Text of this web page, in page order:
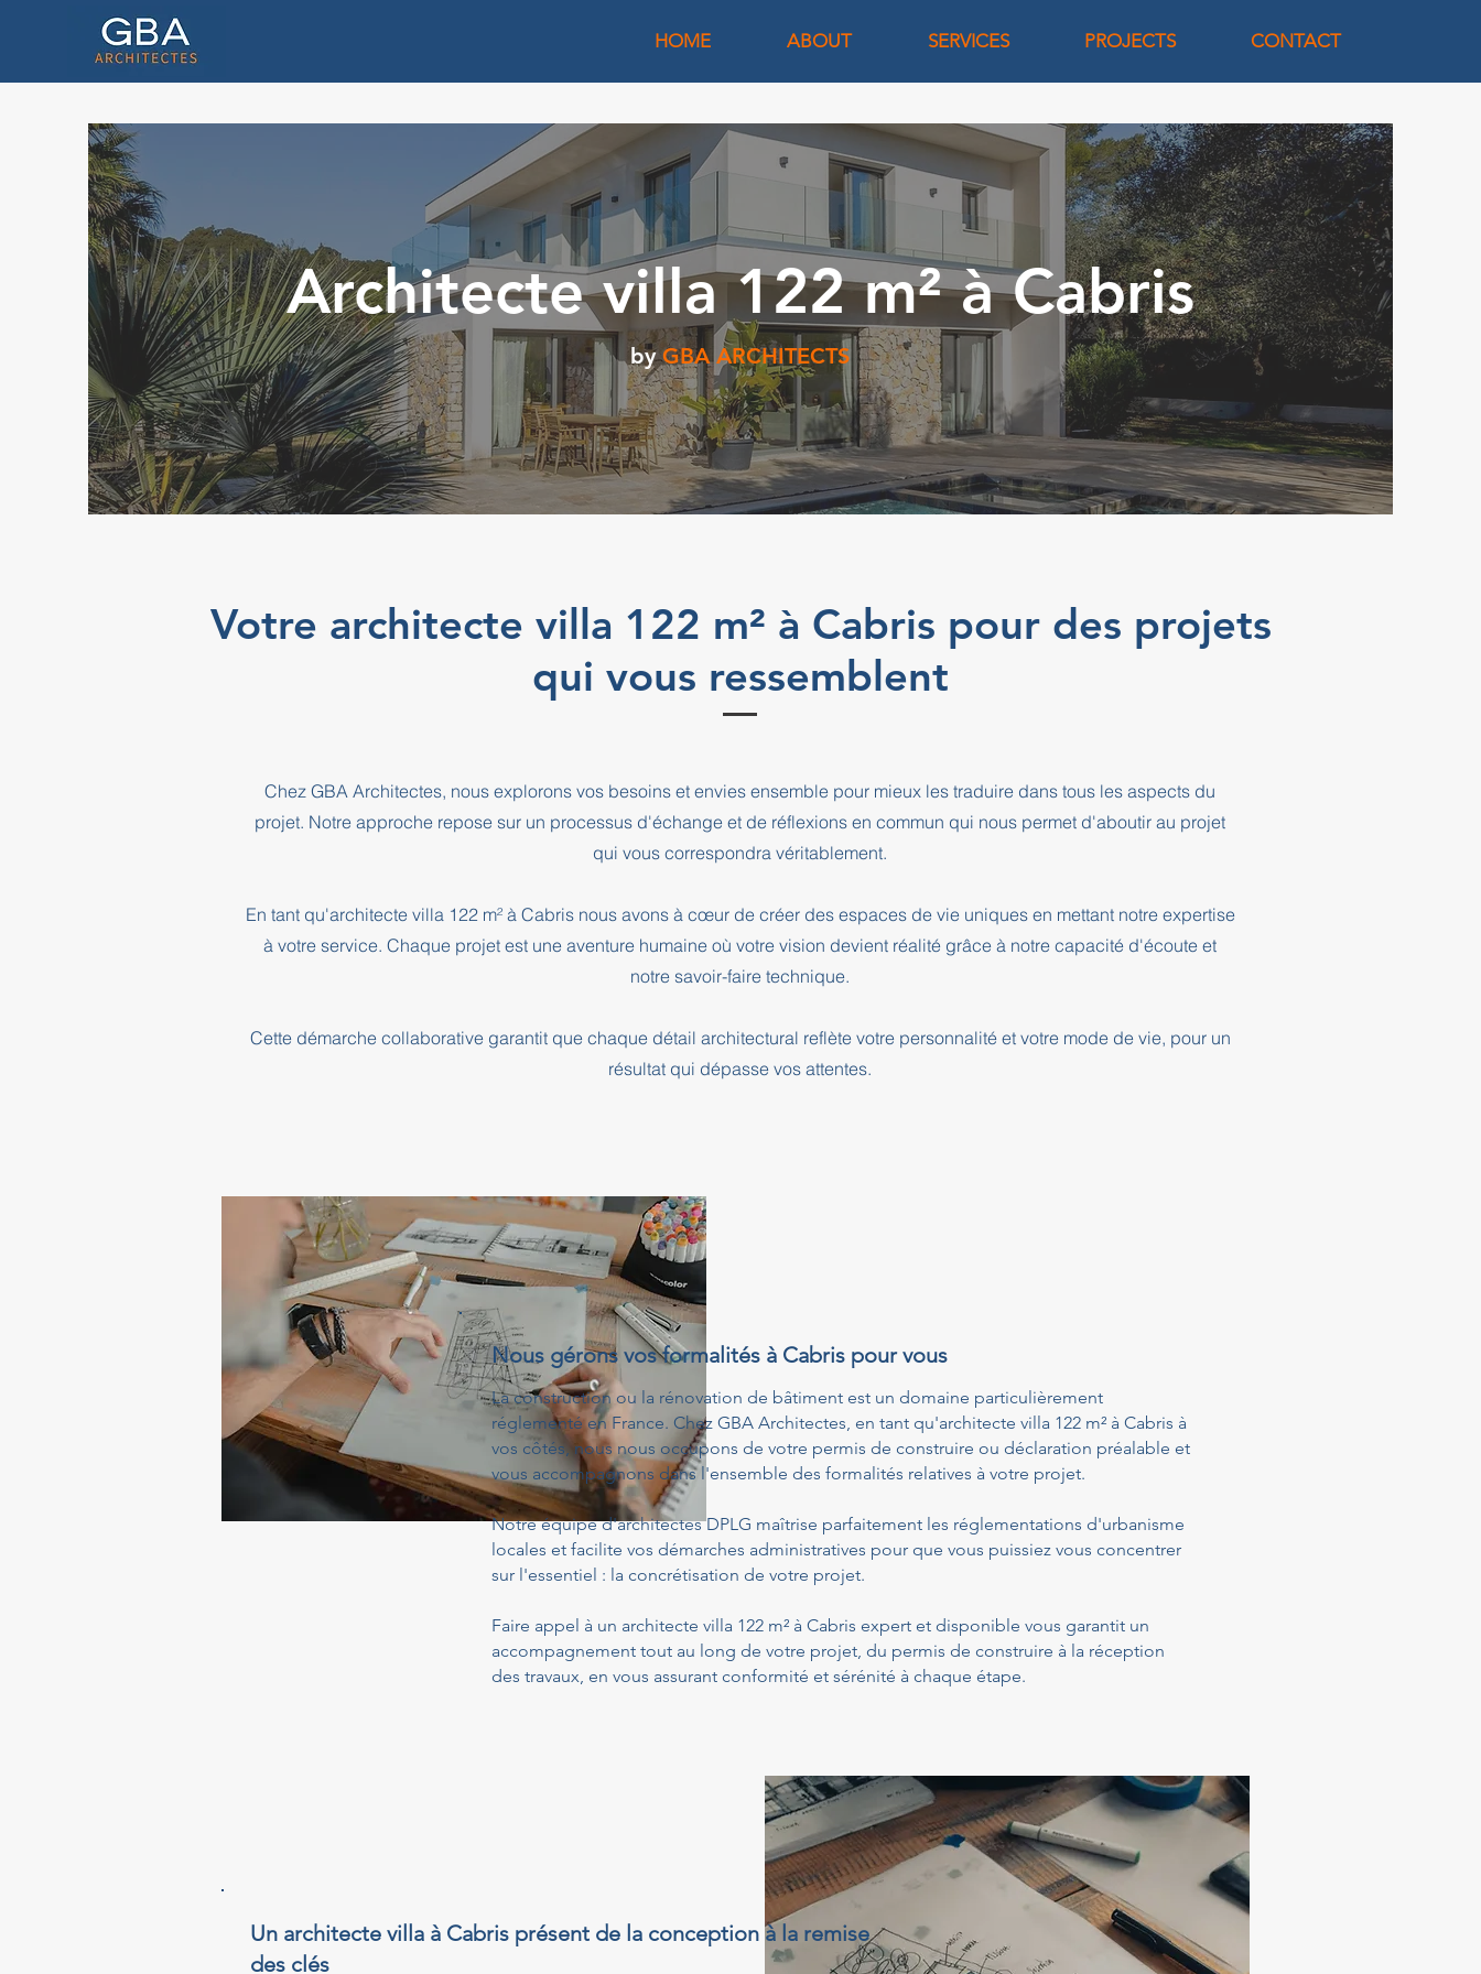
HOME ABOUT SERVICES PROJECTS CONTACT
Architecte villa 122 m² à Cabris
by GBA ARCHITECTS
Votre architecte villa 122 m² à Cabris pour des projets
qui vous ressemblent
Chez GBA Architectes, nous explorons vos besoins et envies ensemble pour mieux les traduire dans tous les aspects du
projet. Notre approche repose sur un processus d'échange et de réflexions en commun qui nous permet d'aboutir au projet
qui vous correspondra véritablement.
En tant qu'architecte villa 122 m² à Cabris nous avons à cœur de créer des espaces de vie uniques en mettant notre expertise
à votre service. Chaque projet est une aventure humaine où votre vision devient réalité grâce à notre capacité d'écoute et
notre savoir-faire technique.
Cette démarche collaborative garantit que chaque détail architectural reflète votre personnalité et votre mode de vie, pour un
résultat qui dépasse vos attentes.
Nous gérons vos formalités à Cabris pour vous
La construction ou la rénovation de bâtiment est un domaine particulièrement
réglementé en France. Chez GBA Architectes, en tant qu'architecte villa 122 m² à Cabris à
vos côtés, nous nous occupons de votre permis de construire ou déclaration préalable et
vous accompagnons dans l'ensemble des formalités relatives à votre projet.
Notre équipe d'architectes DPLG maîtrise parfaitement les réglementations d'urbanisme
locales et facilite vos démarches administratives pour que vous puissiez vous concentrer
sur l'essentiel : la concrétisation de votre projet.
Faire appel à un architecte villa 122 m² à Cabris expert et disponible vous garantit un
accompagnement tout au long de votre projet, du permis de construire à la réception
des travaux, en vous assurant conformité et sérénité à chaque étape.
Un architecte villa à Cabris présent de la conception à la remise
des clés